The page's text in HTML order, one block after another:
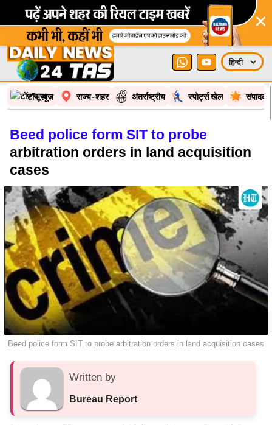
×
टॉप न्यूज़ राज्य-शहर अंतर्राष्ट्रीय स्पोर्ट्स खेल
Beed police form SIT to probe
arbitration orders in land acquisition
cases
Beed police form SIT to probe arbitration orders in land acquisition cases
Written by
Bureau Report